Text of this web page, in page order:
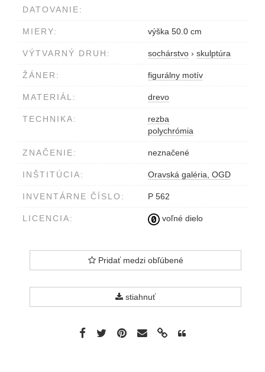
DATOVANIE:
MIERY: výška 50.0 cm
VÝTVARNÝ DRUH: sochárstvo › skulptúra
ŽÁNER: figurálny motív
MATERIÁL: drevo
TECHNIKA:
rezba
polychrómia
ZNAČENIE: neznačené
INŠTITÚCIA: Oravská galéria, OGD
INVENTÁRNE ČÍSLO: P 562
LICENCIA: voľné dielo
Pridať medzi obľúbené
stiahnuť